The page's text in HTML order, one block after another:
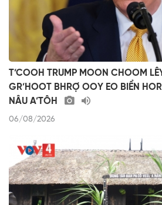
T’COOH TRUMP MOON CHOOM
GR’HOOT BHRỢ OOY EO BIỂN
NÂU A’TÔH
06/08/2026